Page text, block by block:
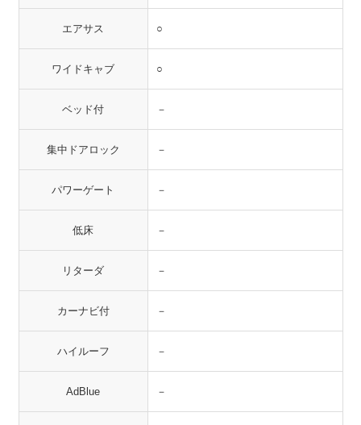
エアサス ○
ワイドキャブ ○
ベッド付 －
集中ドアロック －
パワーゲート －
低床 －
リターダ －
カーナビ付 －
ハイルーフ －
AdBlue －